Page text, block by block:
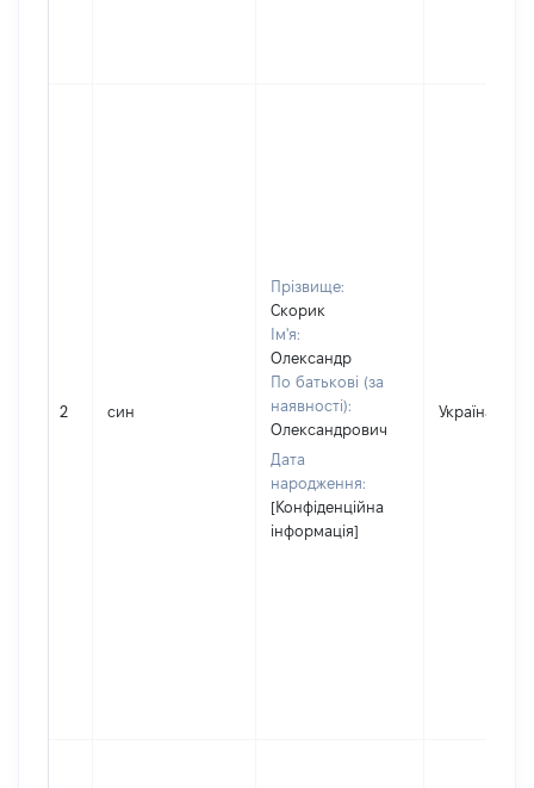
2 син
Прізвище:
Скорик
Ім'я:
Олександр
По батькові (за
наявності):
Олександрович
Дата
народження:
[Конфіденційна
інформація]
Україна